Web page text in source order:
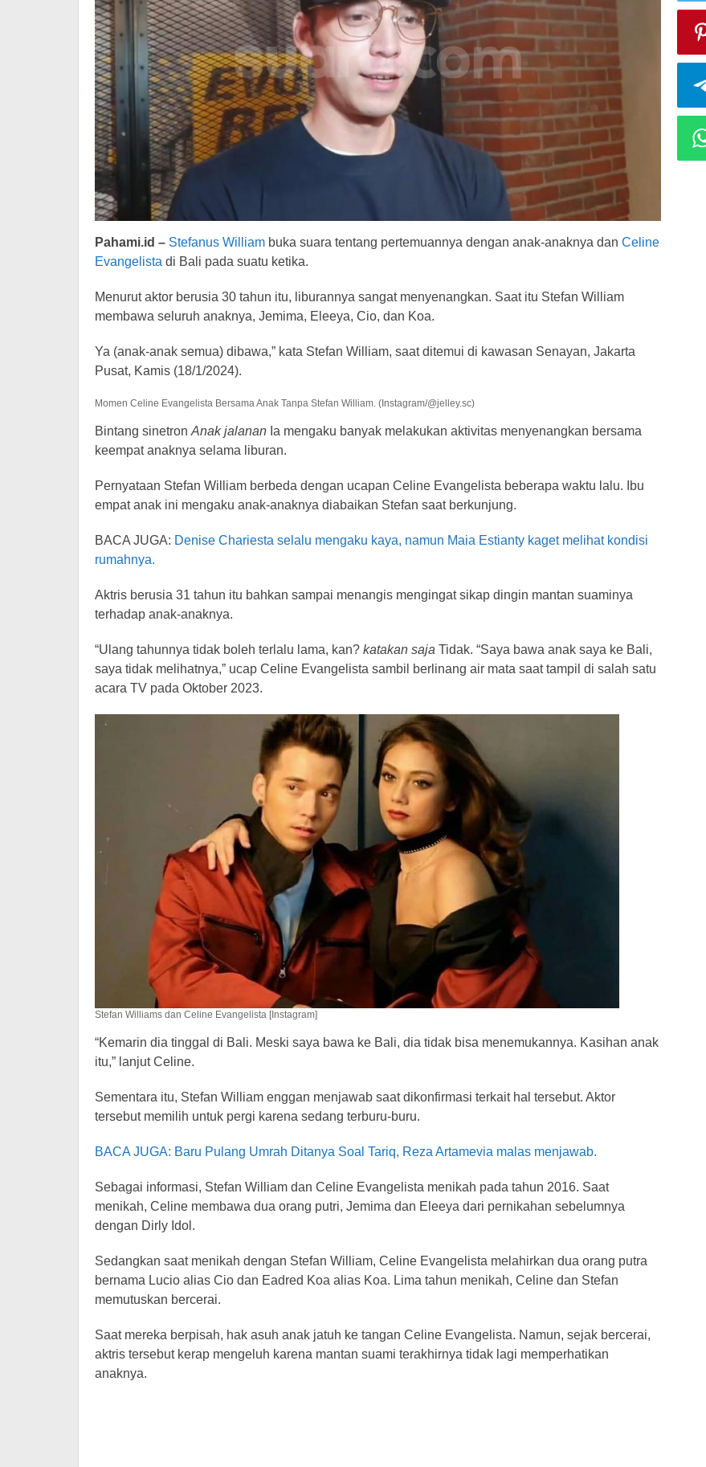
Pahami.id – Stefanus William buka suara tentang pertemuannya dengan anak-anaknya dan Celine
Evangelista di Bali pada suatu ketika.
Menurut aktor berusia 30 tahun itu, liburannya sangat menyenangkan. Saat itu Stefan William
membawa seluruh anaknya, Jemima, Eleeya, Cio, dan Koa.
Ya (anak-anak semua) dibawa,” kata Stefan William, saat ditemui di kawasan Senayan, Jakarta
Pusat, Kamis (18/1/2024).
Momen Celine Evangelista Bersama Anak Tanpa Stefan William. (Instagram/@jelley.sc)
Bintang sinetron Anak jalanan Ia mengaku banyak melakukan aktivitas menyenangkan bersama
keempat anaknya selama liburan.
Pernyataan Stefan William berbeda dengan ucapan Celine Evangelista beberapa waktu lalu. Ibu
empat anak ini mengaku anak-anaknya diabaikan Stefan saat berkunjung.
BACA JUGA: Denise Chariesta selalu mengaku kaya, namun Maia Estianty kaget melihat kondisi
rumahnya.
Aktris berusia 31 tahun itu bahkan sampai menangis mengingat sikap dingin mantan suaminya
terhadap anak-anaknya.
“Ulang tahunnya tidak boleh terlalu lama, kan? katakan saja Tidak. “Saya bawa anak saya ke Bali,
saya tidak melihatnya,” ucap Celine Evangelista sambil berlinang air mata saat tampil di salah satu
acara TV pada Oktober 2023.
Stefan Williams dan Celine Evangelista [Instagram]
“Kemarin dia tinggal di Bali. Meski saya bawa ke Bali, dia tidak bisa menemukannya. Kasihan anak
itu,” lanjut Celine.
Sementara itu, Stefan William enggan menjawab saat dikonfirmasi terkait hal tersebut. Aktor
tersebut memilih untuk pergi karena sedang terburu-buru.
BACA JUGA: Baru Pulang Umrah Ditanya Soal Tariq, Reza Artamevia malas menjawab.
Sebagai informasi, Stefan William dan Celine Evangelista menikah pada tahun 2016. Saat
menikah, Celine membawa dua orang putri, Jemima dan Eleeya dari pernikahan sebelumnya
dengan Dirly Idol.
Sedangkan saat menikah dengan Stefan William, Celine Evangelista melahirkan dua orang putra
bernama Lucio alias Cio dan Eadred Koa alias Koa. Lima tahun menikah, Celine dan Stefan
memutuskan bercerai.
Saat mereka berpisah, hak asuh anak jatuh ke tangan Celine Evangelista. Namun, sejak bercerai,
aktris tersebut kerap mengeluh karena mantan suami terakhirnya tidak lagi memperhatikan
anaknya.